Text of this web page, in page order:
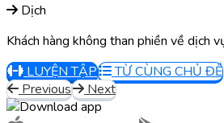
Dịch
Khách hàng không than phiền về dịch
LUYỆN TẬP
TỪ CÙNG CHỦ ĐỀ
Previous
Next